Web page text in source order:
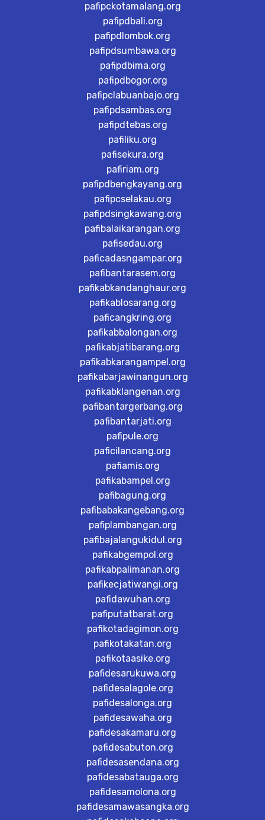
pafipckotamalang.org
pafipdbali.org
pafipdlombok.org
pafipdsumbawa.org
pafipdbima.org
pafipdbogor.org
pafipclabuanbajo.org
pafipdsambas.org
pafipdtebas.org
pafiliku.org
pafisekura.org
pafiriam.org
pafipdbengkayang.org
pafipcselakau.org
pafipdsingkawang.org
pafibalaikarangan.org
pafisedau.org
paficadasngampar.org
pafibantarasem.org
pafikabkandanghaur.org
pafikablosarang.org
paficangkring.org
pafikabbalongan.org
pafikabjatibarang.org
pafikabkarangampel.org
pafikabarjawinangun.org
pafikabklangenan.org
pafibantargerbang.org
pafibantarjati.org
pafipule.org
paficilancang.org
pafiamis.org
pafikabampel.org
pafibagung.org
pafibabakangebang.org
pafiplambangan.org
pafibajalangukidul.org
pafikabgempol.org
pafikabpalimanan.org
pafikecjatiwangi.org
pafidawuhan.org
pafiputatbarat.org
pafikotadagimon.org
pafikotakatan.org
pafikotaasike.org
pafidesarukuwa.org
pafidesalagole.org
pafidesalonga.org
pafidesawaha.org
pafidesakamaru.org
pafidesabuton.org
pafidesasendana.org
pafidesabatauga.org
pafidesamolona.org
pafidesamawasangka.org